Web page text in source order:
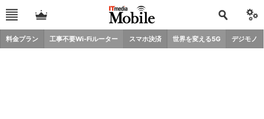
料金プラン 工事不要Wi-Fiルーター スマホ決済 世界を変える5G デジモノ